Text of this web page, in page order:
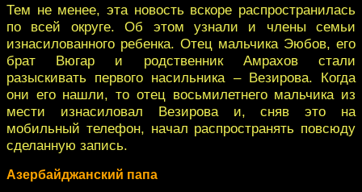
Тем не менее, эта новость вскоре распространилась
по всей округе. Об этом узнали и члены семьи
изнасилованного ребенка. Отец мальчика Эюбов, его
брат Вюгар и родственник Амрахов стали
разыскивать первого насильника – Везирова. Когда
они его нашли, то отец восьмилетнего мальчика из
мести изнасиловал Везирова и, сняв это на
мобильный телефон, начал распространять повсюду
сделанную запись.
Азербайджанский папа